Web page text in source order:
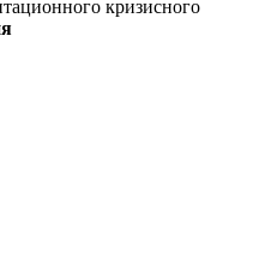
кризисного